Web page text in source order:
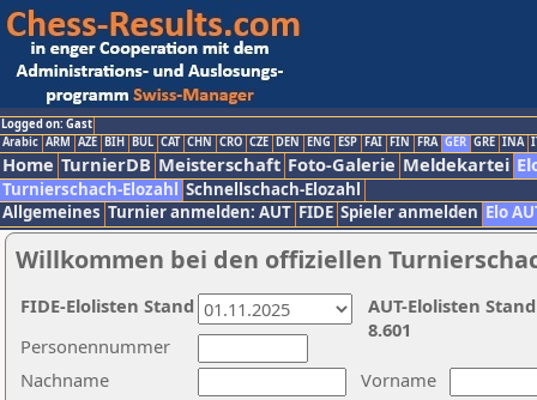
Logged on: Gast
Arabic ARM AZE BIH BUL CAT CHN CRO CZE DEN ENG ESP FAI FIN FRA GER GRE INA
Home TurnierDB Meisterschaft Foto-Galerie Meldekartei
Turnierschach-Elozahl Schnellschach-Elozahl
Allgemeines Turnier anmelden: AUT FIDE Spieler anmelden Elo
Willkommen bei den offiziellen
Nachname
Vorname
Personennummer
AUT-Elolisten
8.601
FIDE-Elolisten Stand